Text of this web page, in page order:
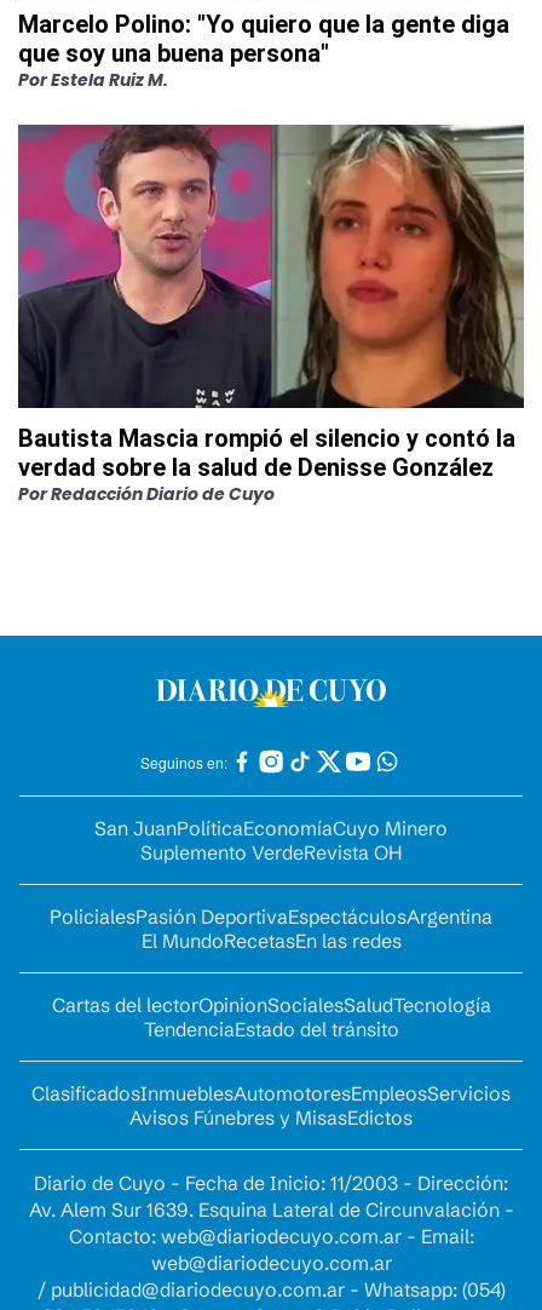
Marcelo Polino: "Yo quiero que la gente diga
que soy una buena persona"
PorEstela Ruiz M.
Bautista Mascia rompió el silencio y contó la
verdad sobre la salud de Denisse González
PorRedacción Diario de Cuyo
Seguinos en:
San JuanPolíticaEconomíaCuyo Minero
Suplemento VerdeRevista OH
PolicialesPasión DeportivaEspectáculosArgentina
El MundoRecetasEn las redes
Cartas del lectorOpinionSocialesSaludTecnología
TendenciaEstado del tránsito
ClasificadosInmueblesAutomotoresEmpleosServicios
Avisos Fúnebres y MisasEdictos
Diario de Cuyo - Fecha de Inicio: 11/2003 - Dirección:
Av. Alem Sur 1639. Esquina Lateral de Circunvalación -
Contacto: web@diariodecuyo.com.ar- Email:
web@diariodecuyo.com.ar
/ publicidad@diariodecuyo.com.ar- Whatsapp: (054)